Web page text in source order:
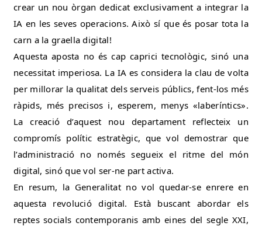
crear un nou òrgan dedicat exclusivament a integrar la
IA en les seves operacions. Això sí que és posar tota la
carn a la graella digital!
Aquesta aposta no és cap caprici tecnològic, sinó una
necessitat imperiosa. La IA es considera la clau de volta
per millorar la qualitat dels serveis públics, fent-los més
ràpids, més precisos i, esperem, menys «laberíntics».
La creació d’aquest nou departament reflecteix un
compromís polític estratègic, que vol demostrar que
l’administració no només segueix el ritme del món
digital, sinó que vol ser-ne part activa.
En resum, la Generalitat no vol quedar-se enrere en
aquesta revolució digital. Està buscant abordar els
reptes socials contemporanis amb eines del segle XXI,